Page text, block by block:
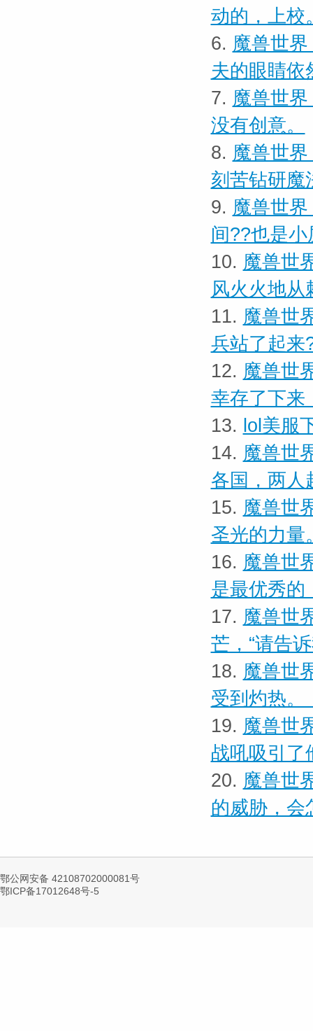
动的，上校
6. 魔兽世
夫的眼睛依
7. 魔兽世界
没有创意。
8. 魔兽世
刻苦钻研魔
9. 魔兽世
间??也是小
10. 魔兽世
风火火地从
11. 魔兽世
兵站了起来
12. 魔兽世
幸存了下来
13. lol美服
14. 魔兽世
各国，两人
15. 魔兽世
圣光的力量
16. 魔兽世
是最优秀的
17. 魔兽世
芒，“请告
18. 魔兽世
受到灼热。
19. 魔兽世
战吼吸引了
20. 魔兽世
的威胁，会
鄂公网安备 42108702000081号
鄂ICP备17012648号-5